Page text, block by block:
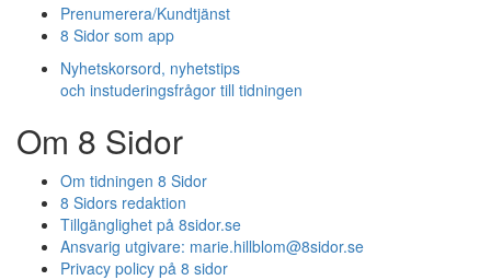
Prenumerera/Kundtjänst
8 Sidor som app
Nyhetskorsord, nyhetstips
och instuderingsfrågor till tidningen
Om 8 Sidor
Om tidningen 8 Sidor
8 Sidors redaktion
Tillgänglighet på 8sidor.se
Ansvarig utgivare: marie.hillblom@8sidor.se
Privacy policy på 8 sidor